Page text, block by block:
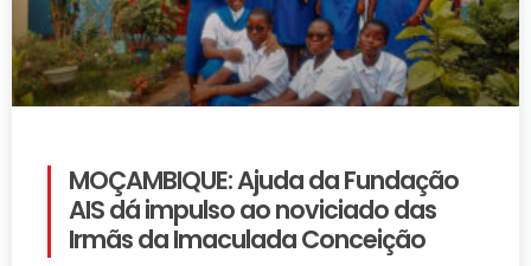
MOÇAMBIQUE: Ajuda da Fundação
AIS dá impulso ao noviciado das
Irmãs da Imaculada Conceição